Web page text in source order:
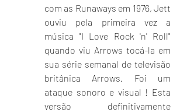
com as Runaways em 1976, Jett
ouviu pela primeira vez a
música "I Love Rock 'n' Roll"
quando viu Arrows tocá-la em
sua série semanal de televisão
britânica Arrows. Foi um
ataque sonoro e visual ! Esta
versão definitivamente